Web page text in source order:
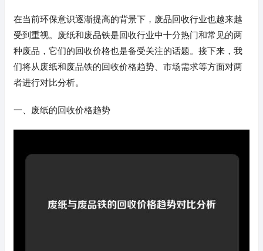
在当前环保意识逐渐提高的背景下，废品回收行业也越来越
受到重视。废纸和废品铁是回收行业中十分热门和常见的两
种废品，它们的回收价格也是备受关注的话题。接下来，我
们将从废纸和废品铁的回收价格趋势、市场需求等方面对两
者进行对比分析。
一、废纸的回收价格趋势